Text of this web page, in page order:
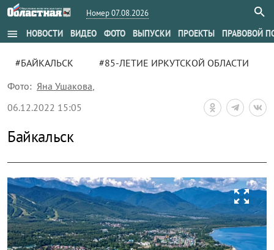
Номер 07.08.2026
menu НОВОСТИ ВИДЕО ФОТО ВЫПУСКИ ПРОЕКТЫ ПРАВОВОЙ
#БАЙКАЛЬСК
#85-ЛЕТИЕ ИРКУТСКОЙ ОБЛАСТИ
Фото: Яна Ушакова,
06.12.2022 15:05
Байкальск
zoom_out_map